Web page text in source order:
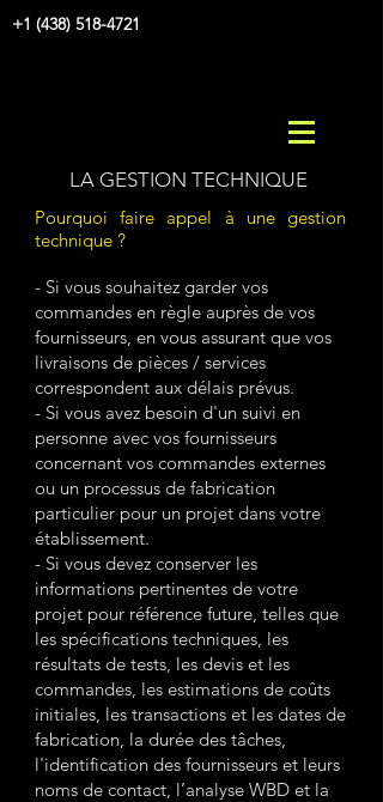
+1 (438) 518-4721
LA GESTION TECHNIQUE
Pourquoi faire appel à une gestion
technique ?
- Si vous souhaitez garder vos
commandes en règle auprès de vos
fournisseurs, en vous assurant que vos
livraisons de pièces / services
correspondent aux délais prévus.
- Si vous avez besoin d'un suivi en
personne avec vos fournisseurs
concernant vos commandes externes
ou un processus de fabrication
particulier pour un projet dans votre
établissement.
- Si vous devez conserver les
informations pertinentes de votre
projet pour référence future, telles que
les spécifications techniques, les
résultats de tests, les devis et les
commandes, les estimations de coûts
initiales, les transactions et les dates de
fabrication, la durée des tâches,
l'identification des fournisseurs et leurs
noms de contact, l’analyse WBD et la